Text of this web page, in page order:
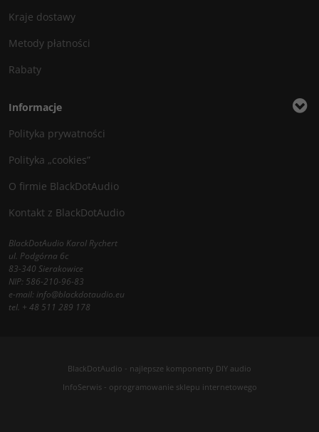
Kraje dostawy
Metody płatności
Rabaty
Informacje
Polityka prywatności
Polityka „cookies”
O firmie BlackDotAudio
Kontakt z BlackDotAudio
BlackDotAudio Karol Rychert
ul. Podgórna 6c
83-340 Sierakowice
NIP: 586-210-96-83
e-mail:info@blackdotaudio.eu
tel. + 48 511 289 178
BlackDotAudio - najlepsze komponenty DIY audio
InfoSerwis- oprogramowanie sklepu internetowego